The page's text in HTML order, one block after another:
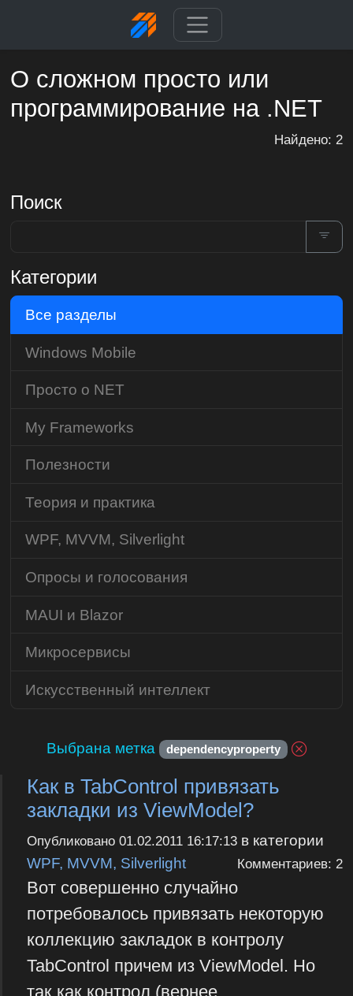
О сложном просто или
программирование на .NET
Найдено: 2
Выбрана метка dependencyproperty
Как в TabControl привязать
закладки из ViewModel?
Опубликовано 01.02.2011 16:17:13в категории
WPF, MVVM, Silverlight
Комментариев: 2
Вот совершенно случайно
потребовалось привязать некоторую
коллекцию закладок в контролу
TabControl причем из ViewModel. Но
так как контрол (вернее
Поиск
Категории
Все разделы
Windows Mobile
Просто о NET
My Frameworks
Полезности
Теория и практика
WPF, MVVM, Silverlight
Опросы и голосования
MAUI и Blazor
Микросервисы
Искусственный интеллект